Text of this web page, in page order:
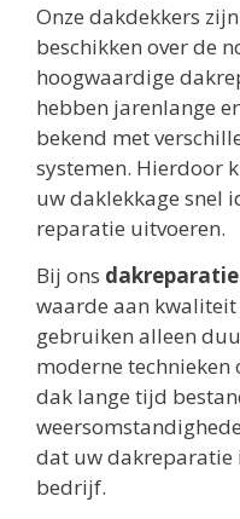
Onze dakdekkers
beschikken over de
hoogwaardige
hebben jarenlange
bekend met
systemen. Hierdoor
uw daklekkage snel
reparatie uitvoeren.
Bij ons
waarde aan
gebruiken alleen
moderne
dak lange tijd
dat uw dakreparatie
bedrijf.